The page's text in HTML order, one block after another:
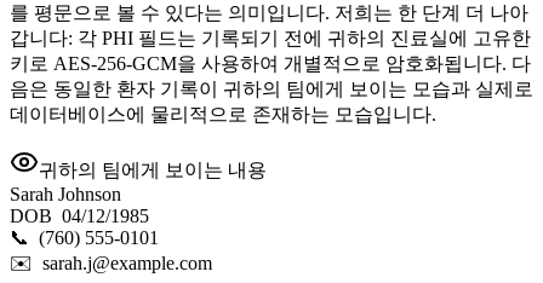
를 평문으로 볼 수 있다는 의미입니다. 저희는 한 단계 더 나아
갑니다: 각 PHI 필드는 기록되기 전에 귀하의 진료실에 고유한
키로 AES-256-GCM을 사용하여 개별적으로 암호화됩니다. 다
음은 동일한 환자 기록이 귀하의 팀에게 보이는 모습과 실제로
데이터베이스에 물리적으로 존재하는 모습입니다.
귀하의 팀에게 보이는 내용
Sarah Johnson
DOB 04/12/1985
📞 (760) 555-0101
✉️ sarah.j@example.com